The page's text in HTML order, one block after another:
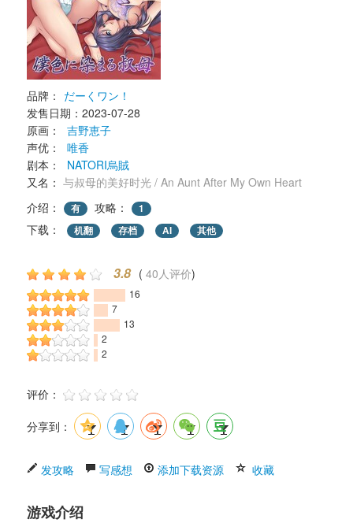
品牌： だーくワン！
发售日期：2023-07-28
原画：
吉野恵子
声优：
唯香
剧本：
NATORI烏賊
又名： 与叔母的美好时光 / An Aunt After My Own Heart
介绍：
有 攻略： 1
下载： 机翻 存档 AI 其他
3.8 ( 40人评价)
16
7
13
2
2
评价：
分享到：
发攻略 写感想 添加下载资源 收藏
游戏介绍